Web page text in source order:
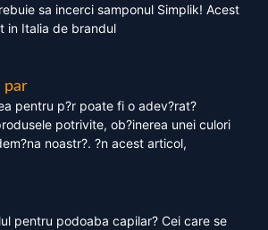
sa incerci samponul Simplik! Acest
in Italia de brandul
par
pentru p?r poate fi o adev?rat?
potrivite, ob?inerea unei culori
noastr?. ?n acest articol,
pentru podoaba capilar? Cei care se